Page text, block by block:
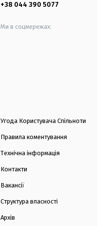
+38 044 390 5077
Ми в соцмережах:
Угода Користувача Спільноти
Правила коментування
Технічна інформація
Контакти
Вакансії
Структура власності
Архів